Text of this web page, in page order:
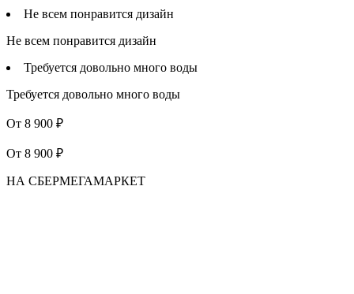
Не всем понравится дизайн
Не всем понравится дизайн
Требуется довольно много воды
Требуется довольно много воды
От 8 900 ₽
От 8 900 ₽
НА СБЕРМЕГАМАРКЕТ